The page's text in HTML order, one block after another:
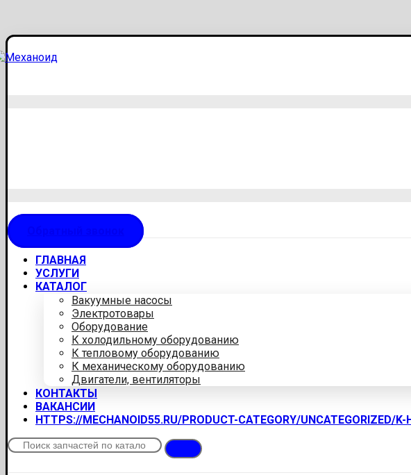
ГЛАВНАЯ
УСЛУГИ
КАТАЛОГ
Вакуумные насосы
Электротовары
Оборудование
К холодильному оборудованию
К тепловому оборудованию
К механическому оборудованию
Двигатели, вентиляторы
КОНТАКТЫ
ВАКАНСИИ
HTTPS://MECHANOID55.RU/PRODUCT-CATEGORY/UNCATEGORIZED/